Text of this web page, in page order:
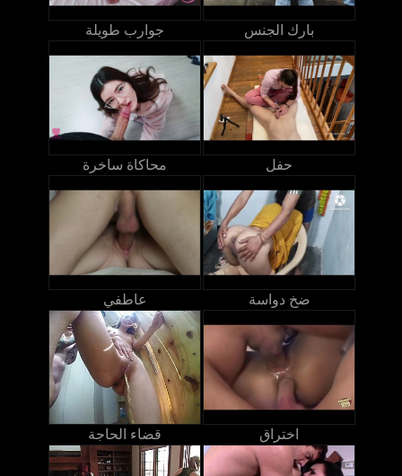
جوارب طويلة بارك الجنس
محاكاة ساخرة حفل
عاطفي ضخ دواسة
قضاء الحاجة اختراق